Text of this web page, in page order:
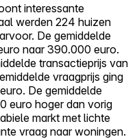
interessante
werden 224 huizen
De gemiddelde
naar 390.000 euro.
transactieprijs van
vraagprijs ging
De gemiddelde
euro hoger dan vorig
markt met lichte
vraag naar woningen.